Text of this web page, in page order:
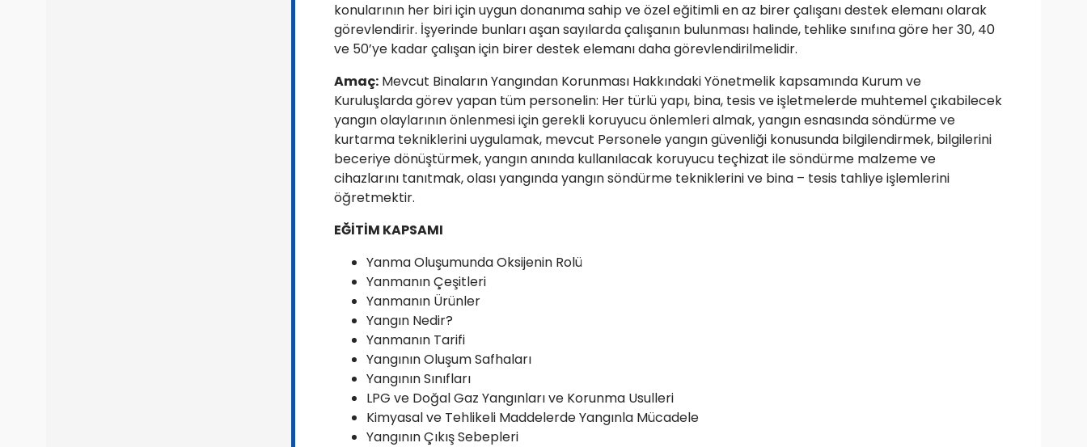
konularının her biri için uygun donanıma sahip ve özel eğitimli en az birer çalışanı destek elemanı olarak
görevlendirir. İşyerinde bunları aşan sayılarda çalışanın bulunması halinde, tehlike sınıfına göre her 30, 40
ve 50’ye kadar çalışan için birer destek elemanı daha görevlendirilmelidir.
Amaç:Mevcut Binaların Yangından Korunması Hakkındaki Yönetmelik kapsamında Kurum ve
Kuruluşlarda görev yapan tüm personelin: Her türlü yapı, bina, tesis ve işletmelerde muhtemel çıkabilecek
yangın olaylarının önlenmesi için gerekli koruyucu önlemleri almak, yangın esnasında söndürme ve
kurtarma tekniklerini uygulamak, mevcut Personele yangın güvenliği konusunda bilgilendirmek, bilgilerini
beceriye dönüştürmek, yangın anında kullanılacak koruyucu teçhizat ile söndürme malzeme ve
cihazlarını tanıtmak, olası yangında yangın söndürme tekniklerini ve bina – tesis tahliye işlemlerini
öğretmektir.
EĞİTİM KAPSAMI
Yanma Oluşumunda Oksijenin Rolü
Yanmanın Çeşitleri
Yanmanın Ürünler
Yangın Nedir?
Yanmanın Tarifi
Yangının Oluşum Safhaları
Yangının Sınıfları
LPG ve Doğal Gaz Yangınları ve Korunma Usulleri
Kimyasal ve Tehlikeli Maddelerde Yangınla Mücadele
Yangının Çıkış Sebepleri